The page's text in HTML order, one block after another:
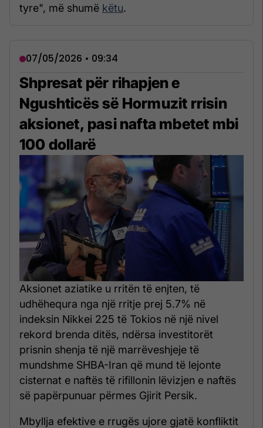
tyre", më shumë këtu.
07/05/2026 • 09:34
Shpresat për rihapjen e
Ngushticës së Hormuzit rrisin
aksionet, pasi nafta mbetet mbi
100 dollarë
Aksionet aziatike u rritën të enjten, të
udhëhequra nga një rritje prej 5.7% në
indeksin Nikkei 225 të Tokios në një nivel
rekord brenda ditës, ndërsa investitorët
prisnin shenja të një marrëveshjeje të
mundshme SHBA-Iran që mund të lejonte
cisternat e naftës të rifillonin lëvizjen e naftës
së papërpunuar përmes Gjirit Persik.
Mbyllja efektive e rrugës ujore gjatë konfliktit